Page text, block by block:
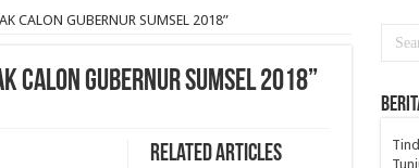
CALON GUBERNUR SUMSEL 2018”
CALON GUBERNUR SUMSEL 2018”
Related Articles